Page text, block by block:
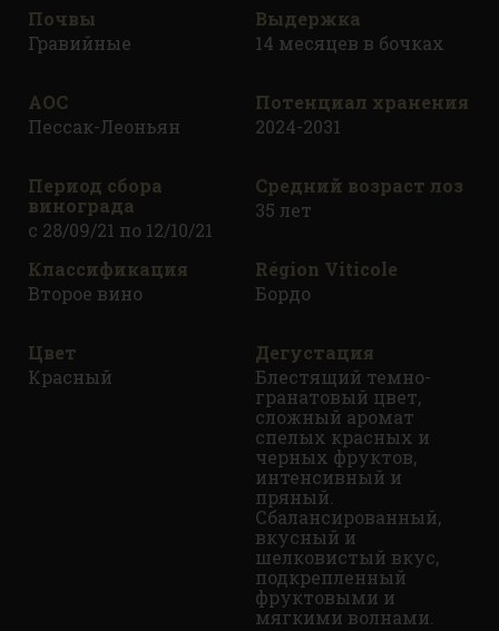
привела к созданию красного и белого второго
вина под названием Esprit de Chevalier. Это
достаточно структуры и направленности вина, а
также вина, сделанные из молодых лоз.
должны быть сложными, хорошо
сбалансированными, хорошо
структурированными и, прежде всего, достаточно
элегантными, чтобы соответствовать имиджу
Chevalier.
Esprit de Chevalier - это очаровательное красное
вино, обладающее многими из тех же качеств, что
и Grand Vin, и дополнительным преимуществом,
которым можно наслаждаться раньше.
Почвы
Гравийные
Выдержка
14 месяцев в бочках
AOC
Пессак-Леоньян
Потенциал хранения
2024-2031
Период сбора
винограда
с 28/09/21 по 12/10/21
Средний возраст лоз
35 лет
Классификация
Второе вино
Région Viticole
Бордо
Цвет
Красный
Дегустация
Блестящий темно-
гранатовый цвет,
сложный аромат
спелых красных и
черных фруктов,
интенсивный и
пряный.
Сбалансированный,
вкусный и
шелковистый вкус,
подкрепленный
фруктовыми и
мягкими волнами.